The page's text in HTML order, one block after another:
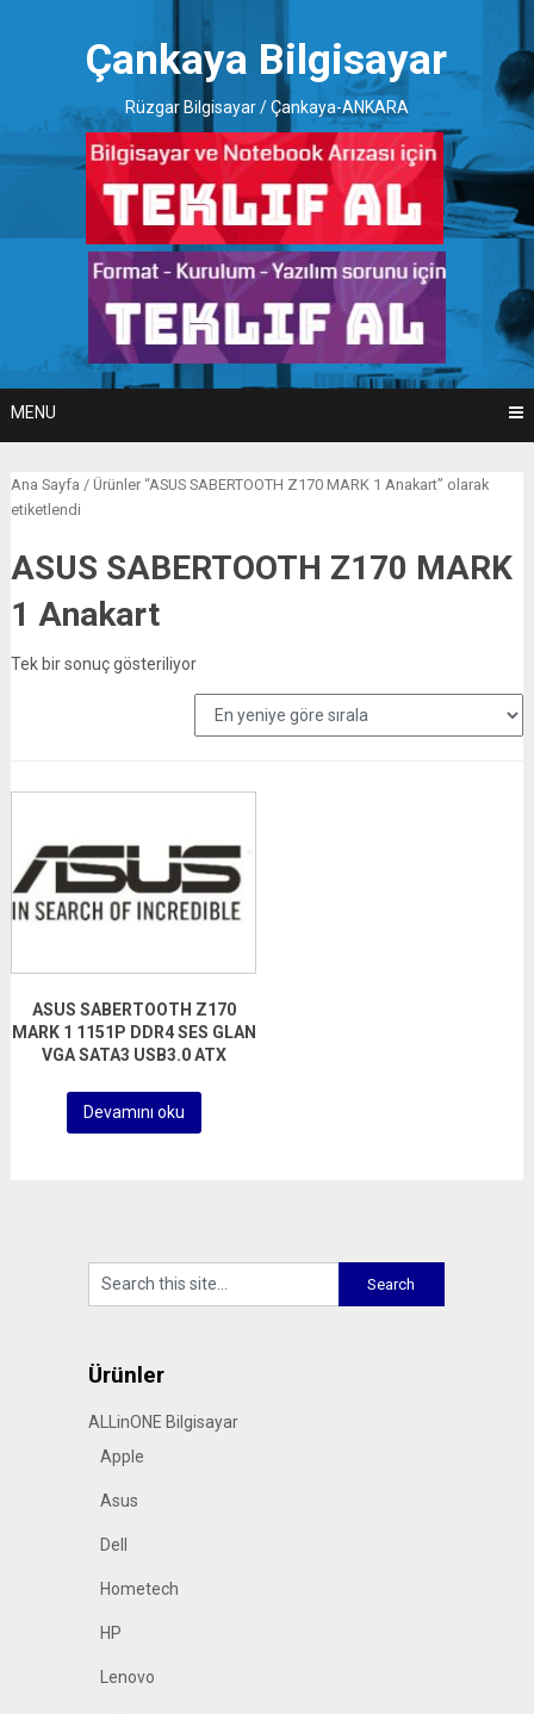
Çankaya Bilgisayar
Rüzgar Bilgisayar / Çankaya-ANKARA
MENU
Ana Sayfa / Ürünler “ASUS SABERTOOTH Z170 MARK 1 Anakart” olarak
etiketlendi
ASUS SABERTOOTH Z170 MARK
1 Anakart
Tek bir sonuç gösteriliyor
ASUS SABERTOOTH Z170
MARK 1 1151P DDR4 SES GLAN
VGA SATA3 USB3.0 ATX
Devamını oku
Ürünler
ALLinONE Bilgisayar
Apple
Asus
Dell
Hometech
HP
Lenovo